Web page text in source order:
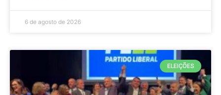
6 de agosto de 2026
ELEIÇÕES